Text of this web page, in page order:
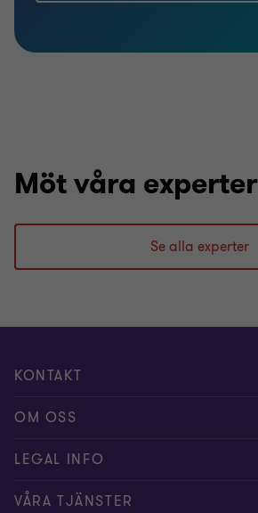
Möt våra experter
Se alla experter
KONTAKT
Kontakta oss
Våra experter
Kontor
OM OSS
Om Grant Thornton
Nyheter och tips
LEGAL INFO
Privacy
VÅRA TJÄNSTER